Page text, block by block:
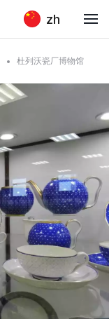
zh
杜列沃瓷厂博物馆